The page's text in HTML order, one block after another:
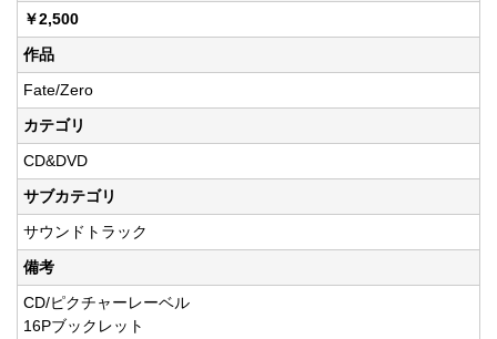
￥2,500
作品
Fate/Zero
カテゴリ
CD&DVD
サブカテゴリ
サウンドトラック
備考
CD/ピクチャーレーベル
16Pブックレット